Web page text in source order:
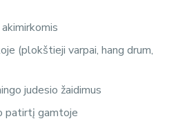
(plokštieji varpai, hang drum,
judesio žaidimus
patirtį gamtoje